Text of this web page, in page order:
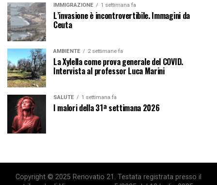
IMMIGRAZIONE 1 settimana fa
L’invasione è incontrovertibile. Immagini da
Ceuta
AMBIENTE 2 settimane fa
La Xylella come prova generale del COVID.
Intervista al professor Luca Marini
SALUTE 1 settimana fa
I malori della 31ª settimana 2026
Copyright © 2025 Renovatio 21. Testata registrata presso il